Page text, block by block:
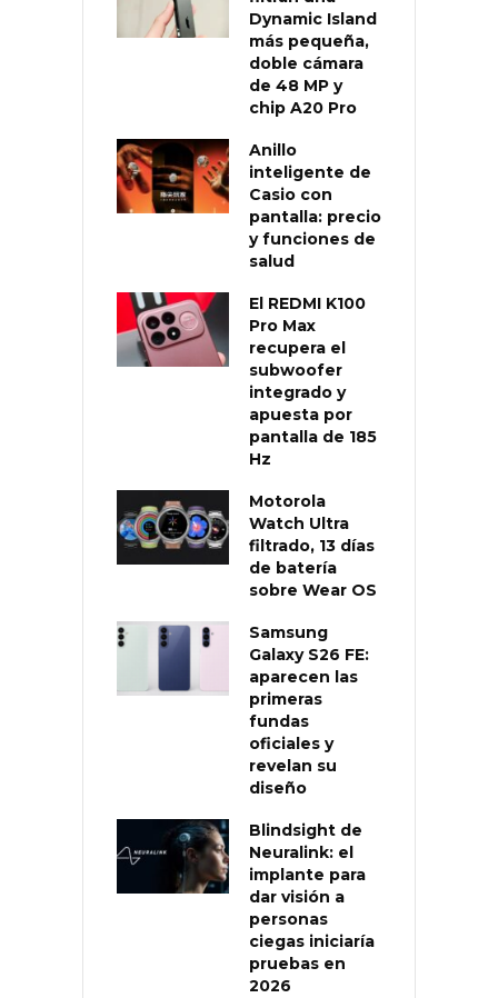
Dynamic Island
más pequeña,
doble cámara
de 48 MP y
chip A20 Pro
Anillo
inteligente de
Casio con
pantalla: precio
y funciones de
salud
El REDMI K100
Pro Max
recupera el
subwoofer
integrado y
apuesta por
pantalla de 185
Hz
Motorola
Watch Ultra
filtrado, 13 días
de batería
sobre Wear OS
Samsung
Galaxy S26 FE:
aparecen las
primeras
fundas
oficiales y
revelan su
diseño
Blindsight de
Neuralink: el
implante para
dar visión a
personas
ciegas iniciaría
pruebas en
2026